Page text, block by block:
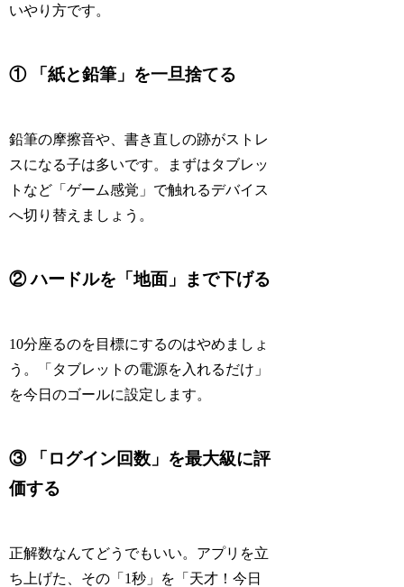
いやり方です。
① 「紙と鉛筆」を一旦捨てる
鉛筆の摩擦音や、書き直しの跡がストレ
スになる子は多いです。まずはタブレッ
トなど「ゲーム感覚」で触れるデバイス
へ切り替えましょう。
② ハードルを「地面」まで下げる
10分座るのを目標にするのはやめましょ
う。「タブレットの電源を入れるだけ」
を今日のゴールに設定します。
③ 「ログイン回数」を最大級に評
価する
正解数なんてどうでもいい。アプリを立
ち上げた、その「1秒」を「天才！今日